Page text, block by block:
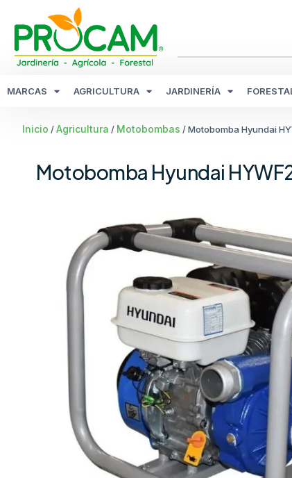
MARCAS AGRICULTURA JARDINERÍA
Inicio /Agricultura / Motobombas / Motobomba Hyundai
Motobomba Hyundai